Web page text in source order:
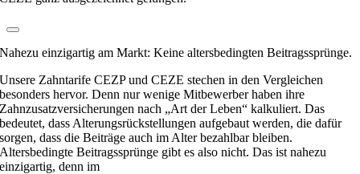
Nahezu einzigartig am Markt: Keine altersbedingten Beitragssprünge.
Unsere Zahntarife CEZP und CEZE stechen in den Vergleichen
besonders hervor. Denn nur wenige Mitbewerber haben ihre
Zahnzusatzversicherungen nach „Art der Leben“ kalkuliert. Das
bedeutet, dass Alterungsrückstellungen aufgebaut werden, die dafür
sorgen, dass die Beiträge auch im Alter bezahlbar bleiben.
Altersbedingte Beitragssprünge gibt es also nicht. Das ist nahezu
einzigartig, denn im